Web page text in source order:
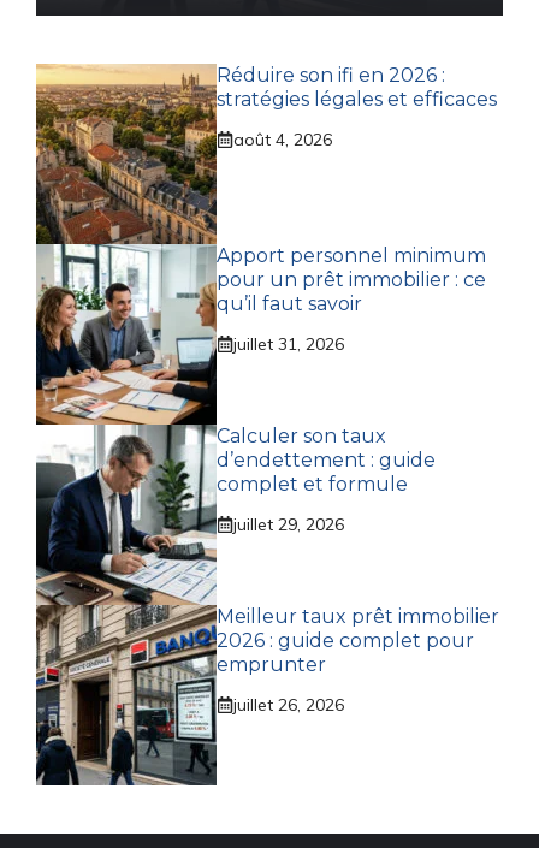
Réduire son ifi en 2026 :
stratégies légales et efficaces
août 4, 2026
Apport personnel minimum
pour un prêt immobilier : ce
qu’il faut savoir
juillet 31, 2026
Calculer son taux
d’endettement : guide
complet et formule
juillet 29, 2026
Meilleur taux prêt immobilier
2026 : guide complet pour
emprunter
juillet 26, 2026